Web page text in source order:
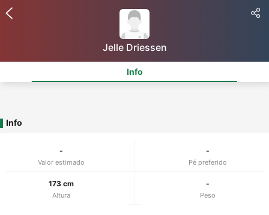
Jelle Driessen
Info
Info
-
Valor estimado
-
Pé preferido
173 cm
Altura
-
Peso